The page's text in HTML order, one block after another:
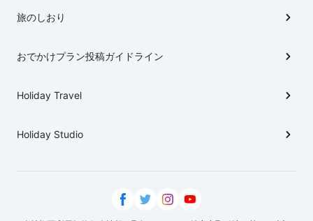
旅のしおり
おでかけプラン投稿ガイドライン
Holiday Travel
Holiday Studio